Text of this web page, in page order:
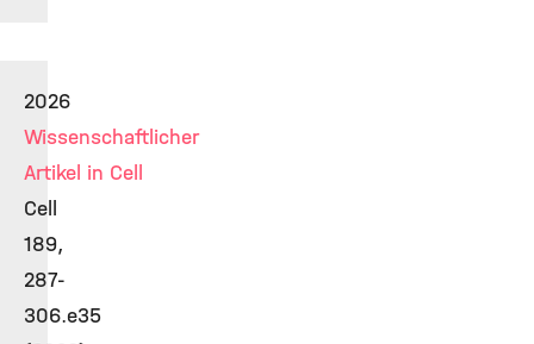
2026
Wissenschaftlicher
Artikel in Cell
Cell
189,
287-
306.e35